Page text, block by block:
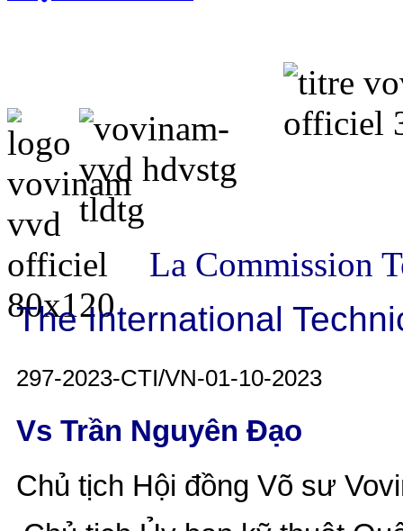
La Commission
The International
297-2023-CTI/VN-01-10-2023
Vs Trần Nguyên Đạo
Chủ tịch Hội đồng Võ sư